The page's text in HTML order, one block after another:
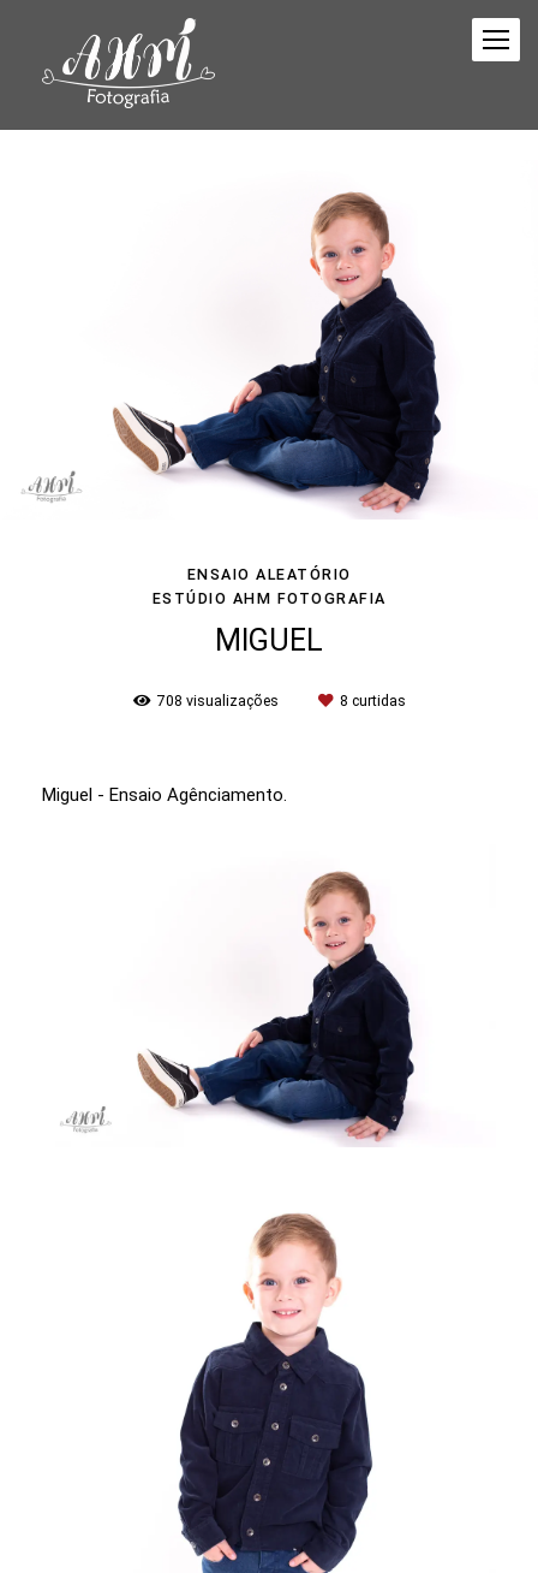
ENSAIO ALEATÓRIO
ESTÚDIO AHM FOTOGRAFIA
MIGUEL
708 visualizações 8 curtidas
Miguel - Ensaio Agênciamento.